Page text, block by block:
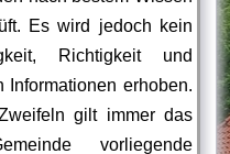
Es wird jedoch kein
Richtigkeit und
Informationen erhoben.
gilt immer das
vorliegende